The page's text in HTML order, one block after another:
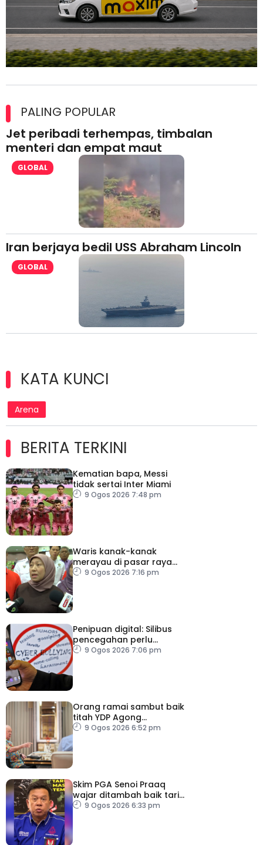
lesen separuh pertama 2026
PALING POPULAR
Jet peribadi terhempas, timbalan
menteri dan empat maut
GLOBAL
Iran berjaya bedil USS Abraham Lincoln
GLOBAL
KATA KUNCI
Arena
BERITA TERKINI
Kematian bapa, Messi
tidak sertai Inter Miami
9 Ogos 2026 7:48 pm
Waris kanak-kanak
merayau di pasar raya
Terengganu diminta
9 Ogos 2026 7:16 pm
Penipuan digital: Silibus
pencegahan perlu
diperkenalkan – PPIM
9 Ogos 2026 7:06 pm
Orang ramai sambut baik
titah YDP Agong
berhubung RCI TH
9 Ogos 2026 6:52 pm
Skim PGA Senoi Praaq
wajar ditambah baik tarik
minat belia orang asli
9 Ogos 2026 6:33 pm